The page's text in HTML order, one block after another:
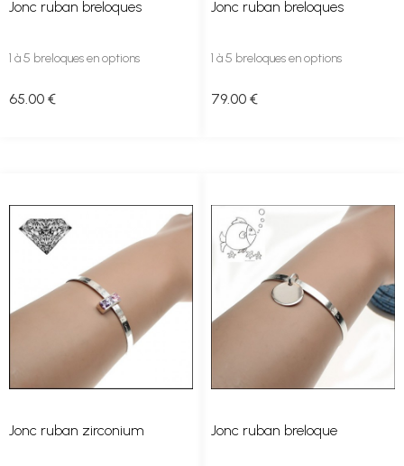
Jonc ruban breloques
1 à 5 breloques en options
65 .00 €
Jonc ruban breloques
1 à 5 breloques en options
79.00 €
Jonc ruban zirconium Jonc ruban breloque